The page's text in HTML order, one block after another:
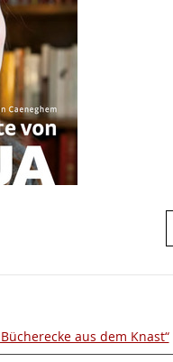
aus dem Knast“